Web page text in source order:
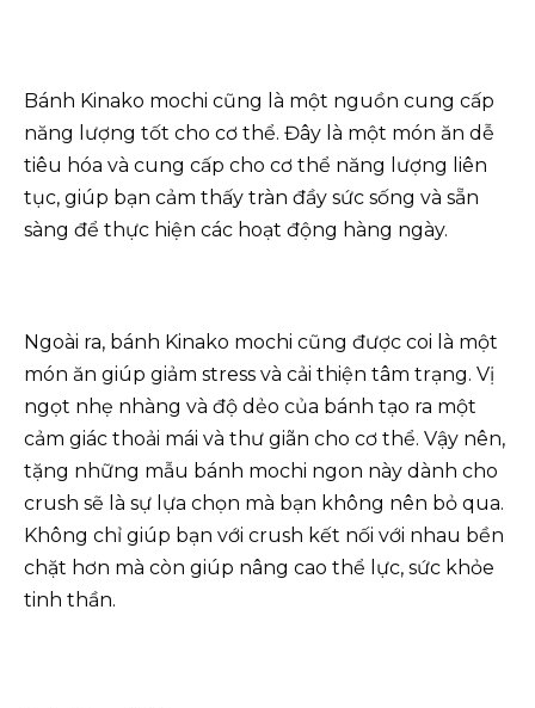
Bánh Kinako mochi cũng là một nguồn cung cấp
năng lượng tốt cho cơ thể. Đây là một món ăn dễ
tiêu hóa và cung cấp cho cơ thể năng lượng liên
tục, giúp bạn cảm thấy tràn đầy sức sống và sẵn
sàng để thực hiện các hoạt động hàng ngày.
Ngoài ra, bánh Kinako mochi cũng được coi là một
món ăn giúp giảm stress và cải thiện tâm trạng. Vị
ngọt nhẹ nhàng và độ dẻo của bánh tạo ra một
cảm giác thoải mái và thư giãn cho cơ thể. Vậy nên,
tặng những mẫu bánh mochi ngon này dành cho
crush sẽ là sự lựa chọn mà bạn không nên bỏ qua.
Không chỉ giúp bạn với crush kết nối với nhau bền
chặt hơn mà còn giúp nâng cao thể lực, sức khỏe
tinh thần.